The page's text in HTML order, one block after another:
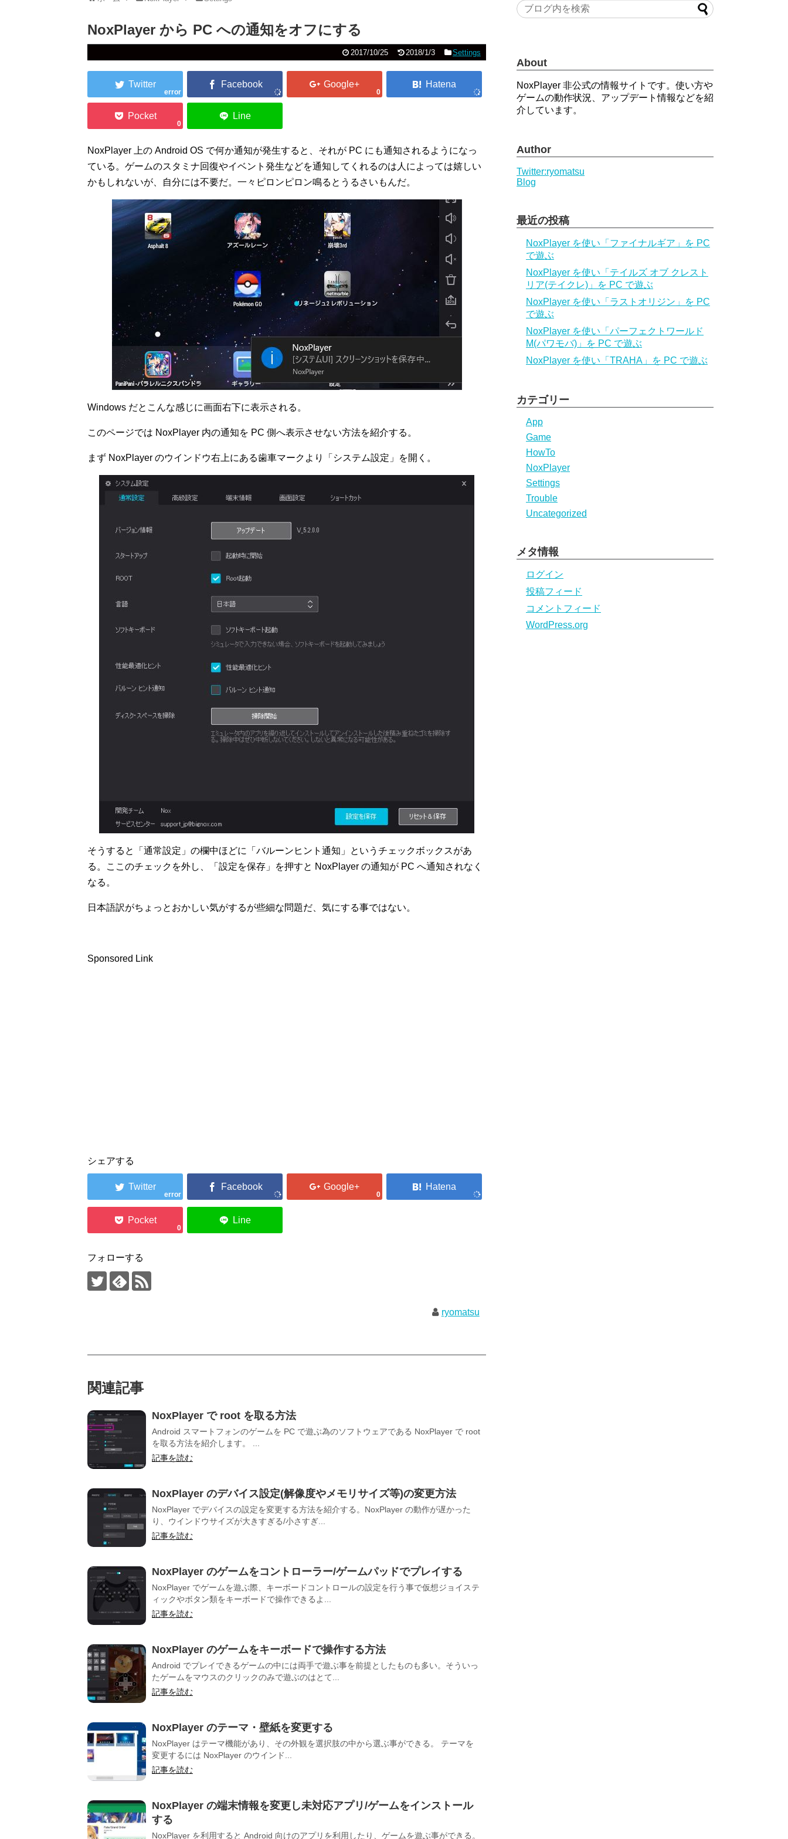
NoxPlayer から PC への通知をオフにする
2017/10/25 2018/1/3 Settings
error 0
0
NoxPlayer 上の Android OS で何か通知が発生すると、それが PC にも通知されるようになっ
ている。ゲームのスタミナ回復やイベント発生などを通知してくれるのは人によっては嬉しい
かもしれないが、自分には不要だ。一々ピロンピロン鳴るとうるさいもんだ。
Windows だとこんな感じに画面右下に表示される。
このページでは NoxPlayer 内の通知を PC 側へ表示させない方法を紹介する。
まず NoxPlayer のウインドウ右上にある歯車マークより「システム設定」を開く。
そうすると「通常設定」の欄中ほどに「バルーンヒント通知」というチェックボックスがあ
る。ここのチェックを外し、「設定を保存」を押すと NoxPlayer の通知が PC へ通知されなく
なる。
日本語訳がちょっとおかしい気がするが些細な問題だ、気にする事ではない。
Sponsored Link
シェアする
error 0
0
フォローする
ryomatsu
関連記事
NoxPlayer で root を取る方法
Android スマートフォンのゲームを PC で遊ぶ為のソフトウェアである NoxPlayer で root
を取る方法を紹介します。 ...
記事を読む
NoxPlayer のデバイス設定(解像度やメモリサイズ等)の変更方法
NoxPlayer でデバイスの設定を変更する方法を紹介する。NoxPlayer の動作が遅かった
り、ウインドウサイズが大きすぎる/小さすぎ...
記事を読む
NoxPlayer のゲームをコントローラー/ゲームパッドでプレイする
NoxPlayer でゲームを遊ぶ際、キーボードコントロールの設定を行う事で仮想ジョイステ
ィックやボタン類をキーボードで操作できるよ...
記事を読む
NoxPlayer のゲームをキーボードで操作する方法
Android でプレイできるゲームの中には両手で遊ぶ事を前提としたものも多い。そういっ
たゲームをマウスのクリックのみで遊ぶのはとて...
記事を読む
NoxPlayer のテーマ・壁紙を変更する
NoxPlayer はテーマ機能があり、その外観を選択肢の中から選ぶ事ができる。 テーマを
変更するには NoxPlayer のウインド...
記事を読む
NoxPlayer の端末情報を変更し未対応アプリ/ゲームをインストール
する
NoxPlayer を利用すると Android 向けのアプリを利用したり、ゲームを遊ぶ事ができる。
About
NoxPlayer 非公式の情報サイトです。使い方や
ゲームの動作状況、アップデート情報などを紹
介しています。
Author
Twitter:ryomatsu
Blog
最近の投稿
NoxPlayer を使い「ファイナルギア」を PC
で遊ぶ
NoxPlayer を使い「テイルズ オブ クレスト
リア(テイクレ)」を PC で遊ぶ
NoxPlayer を使い「ラストオリジン」を PC
で遊ぶ
NoxPlayer を使い「パーフェクトワールド
M(パワモバ)」を PC で遊ぶ
NoxPlayer を使い「TRAHA」を PC で遊ぶ
カテゴリー
App
Game
HowTo
NoxPlayer
Settings
Trouble
Uncategorized
メタ情報
ログイン
投稿フィード
コメントフィード
WordPress.org